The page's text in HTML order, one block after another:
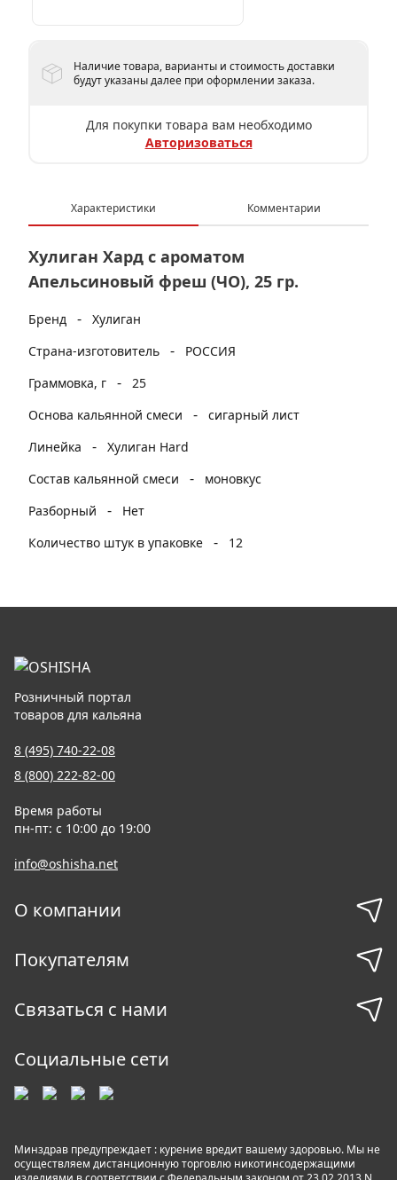
Наличие товара, варианты и стоимость доставки
будут указаны далее при оформлении заказа.
Для покупки товара вам необходимо
Авторизоваться
Характеристики Комментарии
Хулиган Хард с ароматом
Апельсиновый фреш (ЧО), 25 гр.
Бренд - Хулиган
Страна-изготовитель
-
РОССИЯ
Граммовка, г
- 25
Основа кальянной смеси
- сигарный лист
Линейка
- Хулиган Hard
Состав кальянной смеси
-
моновкус
Разборный
-
Нет
Количество штук в упаковке
- 12
Розничный портал
товаров для кальяна
8 (495) 740-22-08
8 (800) 222-82-00
Время работы
пн-пт: с 10:00 до 19:00
info@oshisha.net
О компании
Покупателям
Связаться с нами
Социальные сети
Минздрав предупреждает : курение вредит вашему здоровью. Мы не
осуществляем дистанционную торговлю никотинсодержащими